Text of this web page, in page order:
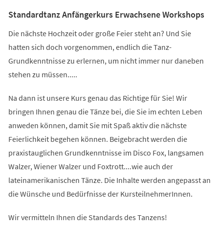
Standardtanz Anfängerkurs Erwachsene Workshops
Die nächste Hochzeit oder große Feier steht an? Und Sie
hatten sich doch vorgenommen, endlich die Tanz-
Grundkenntnisse zu erlernen, um nicht immer nur daneben
stehen zu müssen.....
Na dann ist unsere Kurs genau das Richtige für Sie! Wir
bringen Ihnen genau die Tänze bei, die Sie im echten Leben
anweden können, damit Sie mit Spaß aktiv die nächste
Feierlichkeit begehen können. Beigebracht werden die
praxistauglichen Grundkenntnisse im Disco Fox, langsamen
Walzer, Wiener Walzer und Foxtrott....wie auch der
lateinamerikanischen Tänze. Die Inhalte werden angepasst an
die Wünsche und Bedürfnisse der KursteilnehmerInnen.
Wir vermitteln Ihnen die Standards des Tanzens!